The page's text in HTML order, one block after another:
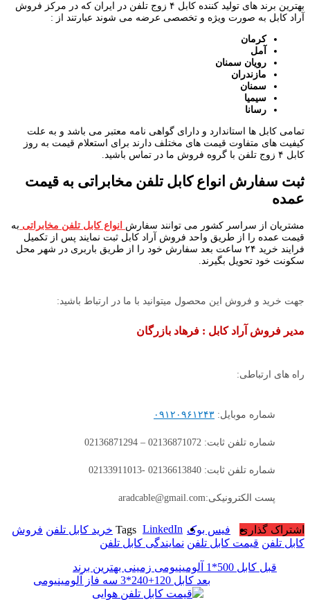
بهترین برند های تولید کننده کابل ۴ زوج تلفن در ایران که در مرکز فروش
آراد کابل به صورت ویژه و تخصصی عرضه می شوند عبارتند از :
کرمان
آمل
رویان سمنان
مازندران
سمنان
سیمیا
رسانا
تمامی کابل ها استاندارد و دارای گواهی نامه معتبر می باشد و به علت
کیفیت های متفاوت قیمت های مختلف دارند برای استعلام قیمت به روز
کابل ۴ زوج تلفن با گروه فروش ما در تماس باشید.
ثبت سفارش انواع کابل تلفن مخابراتی به قیمت
عمده
مشتریان از سراسر کشور می توانند سفارش انواع کابل تلفن مخابراتی به
قیمت عمده را از طریق واحد فروش آراد کابل ثبت نمایند پس از تکمیل
فرایند خرید ۲۴ ساعت بعد سفارش خود را از طریق باربری در شهر محل
سکونت خود تحویل بگیرند.
جهت خرید و فروش این محصول میتوانید با ما در ارتباط باشید:
مدیر فروش آراد کابل : فرهاد بازرگان
راه های ارتباطی:
شماره موبایل: ۰۹۱۲۰۹۶۱۲۴۳
شماره تلفن ثابت: 02136871072 – 02136871294
شماره تلفن ثابت: 02136613840 -02133911013
پست الکترونیکی:aradcable@gmail.com
اشتراک گذاری فیس بوک LinkedIn
Tags خرید کابل تلفن فروش
کابل تلفن قیمت کابل تلفن نمایندگی کابل تلفن
قبل کابل 500*1 آلومینیومی زمینی بهترین برند
بعد کابل 120+240*3 سه فاز آلومینیومی